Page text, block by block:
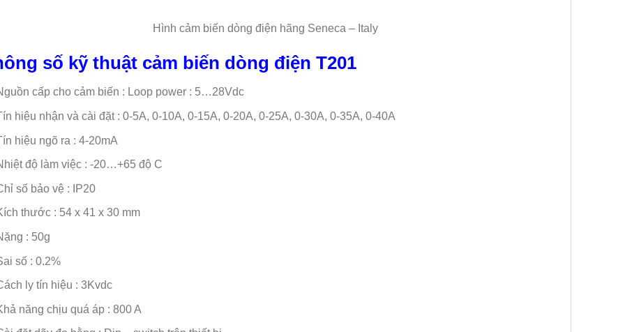
Hình cảm biến dòng điện hãng Seneca – Italy
số kỹ thuật cảm biến dòng điện T201
cấp cho cảm biến : Loop power : 5…28Vdc
hiệu nhận và cài đặt : 0-5A, 0-10A, 0-15A, 0-20A, 0-25A, 0-30A, 0-35A, 0-40A
hiệu ngõ ra : 4-20mA
độ làm việc : -20…+65 độ C
số bảo vệ : IP20
thước : 54 x 41 x 30 mm
: 50g
số : 0.2%
ly tín hiệu : 3Kvdc
năng chịu quá áp : 800 A